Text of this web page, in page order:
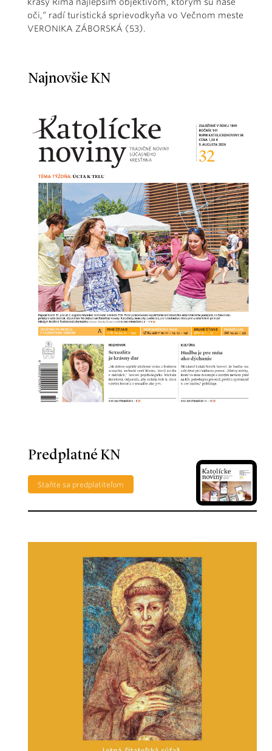
krásy Ríma najlepším objektívom, ktorým sú naše
oči,“ radí turistická sprievodkyňa vo Večnom meste
VERONIKA ZÁBORSKÁ (53).
Najnovšie KN
Predplatné KN
Staňte sa predplatiteľom